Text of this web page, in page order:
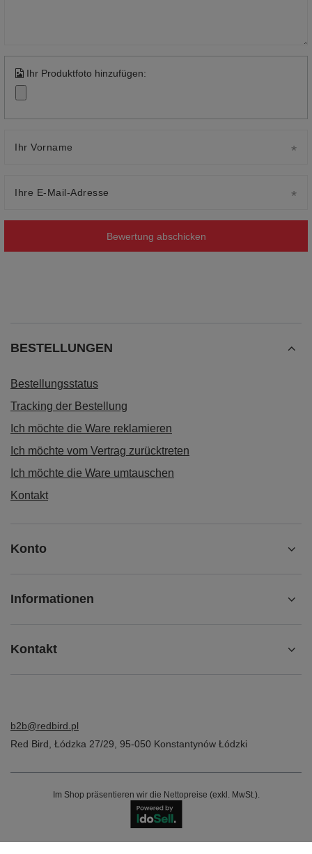
Ihr Produktfoto hinzufügen:
Ihr Vorname
Ihre E-Mail-Adresse
Bewertung abschicken
BESTELLUNGEN
Bestellungsstatus
Tracking der Bestellung
Ich möchte die Ware reklamieren
Ich möchte vom Vertrag zurücktreten
Ich möchte die Ware umtauschen
Kontakt
Konto
Informationen
Kontakt
b2b@redbird.pl
Red Bird, Łódzka 27/29, 95-050 Konstantynów Łódzki
Im Shop präsentieren wir die Nettopreise (exkl. MwSt.).